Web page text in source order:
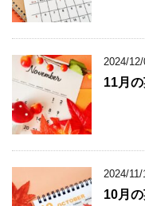
2024/
11月
2024/11/
10月